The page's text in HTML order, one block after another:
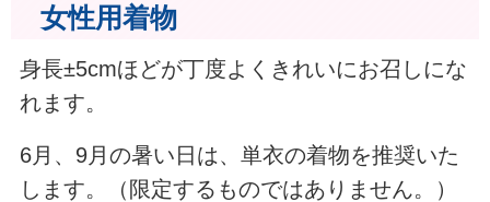
女性用着物
身長±5cmほどが丁度よくきれいにお召しにな
れます。
6月、9月の暑い日は、単衣の着物を推奨いた
します。（限定するものではありません。）